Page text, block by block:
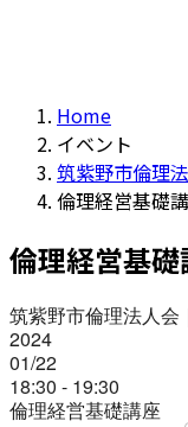
Home
イベント
筑紫野市倫理
倫理経営基礎
倫理経営基礎
筑紫野市倫理法人
2024
01/22
18:30 - 19:30
倫理経営基礎講座